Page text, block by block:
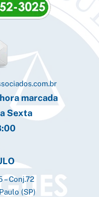
marcada
Sexta
– Conj.72
(SP)